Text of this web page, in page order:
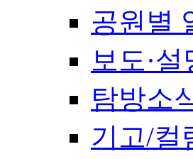
공원별
보도·설
탐방소
기고/컬